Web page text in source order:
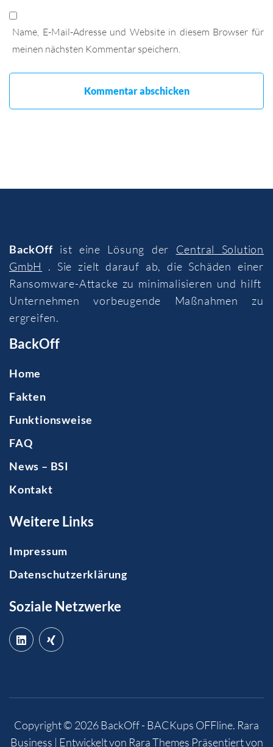
Name, E-Mail-Adresse und Website in diesem Browser für
meinen nächsten Kommentar speichern.
BackOffist eine Lösung der Central Solution
GmbH
. Sie zielt darauf ab, die Schäden einer
Ransomware-Attacke zu minimalisieren und hilft
Unternehmen vorbeugende Maßnahmen zu
ergreifen.
BackOff
Home
Fakten
Funktionsweise
FAQ
News – BSI
Kontakt
Weitere Links
Impressum
Datenschutzerklärung
Soziale Netzwerke
Copyright © 2026BackOff - BACKups OFFline. Rara
Business | Entwickelt von Rara Themes Präsentiert von